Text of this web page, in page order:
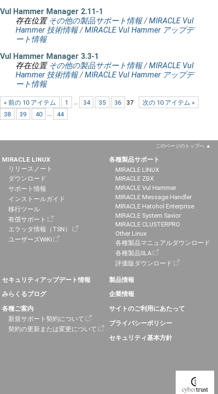
Vul Hammer Manager 2.11-1
存在位置 その他の製品サポート情報 /MIRACLE Vul
Hammer 技術情報 /MIRACLE Vul Hammer アップデ
ート情報
Vul Hammer Manager 3.3-1
存在位置 その他の製品サポート情報 /MIRACLE Vul
Hammer 技術情報 /MIRACLE Vul Hammer アップデ
ート情報
« 前の 10 アイテム 次の 10 アイテム »
1 ... 34 35 36
37
38
39 40 ... 44
このページのトップへ
MIRACLE LINUX
リリースノート
ダウンロード
サポート情報
インストールガイド
移行ツール
有償サポート
エラッタ情報（TSN）
ユーザーズWiKi
各種製品サポート
MIRACLE LINUX
MIRACLE ZBX
MIRACLE Vul Hammer
MIRACLE Message Handler
MIRACLE Hatohol Enterprise
MIRACLE System Savior
MIRACLE CLUSTERPRO
Other Linux
各種製品マニュアルダウンロード
各種製品SLA
評価版ダウンロード
セキュリティアップデート情報
みらくるブログ
各種ご案内
新規サポート契約について
契約の更新または変更について
製品情報
企業情報
サイトのご利用にあたって
プライバシーポリシー
セキュリティ基本方針